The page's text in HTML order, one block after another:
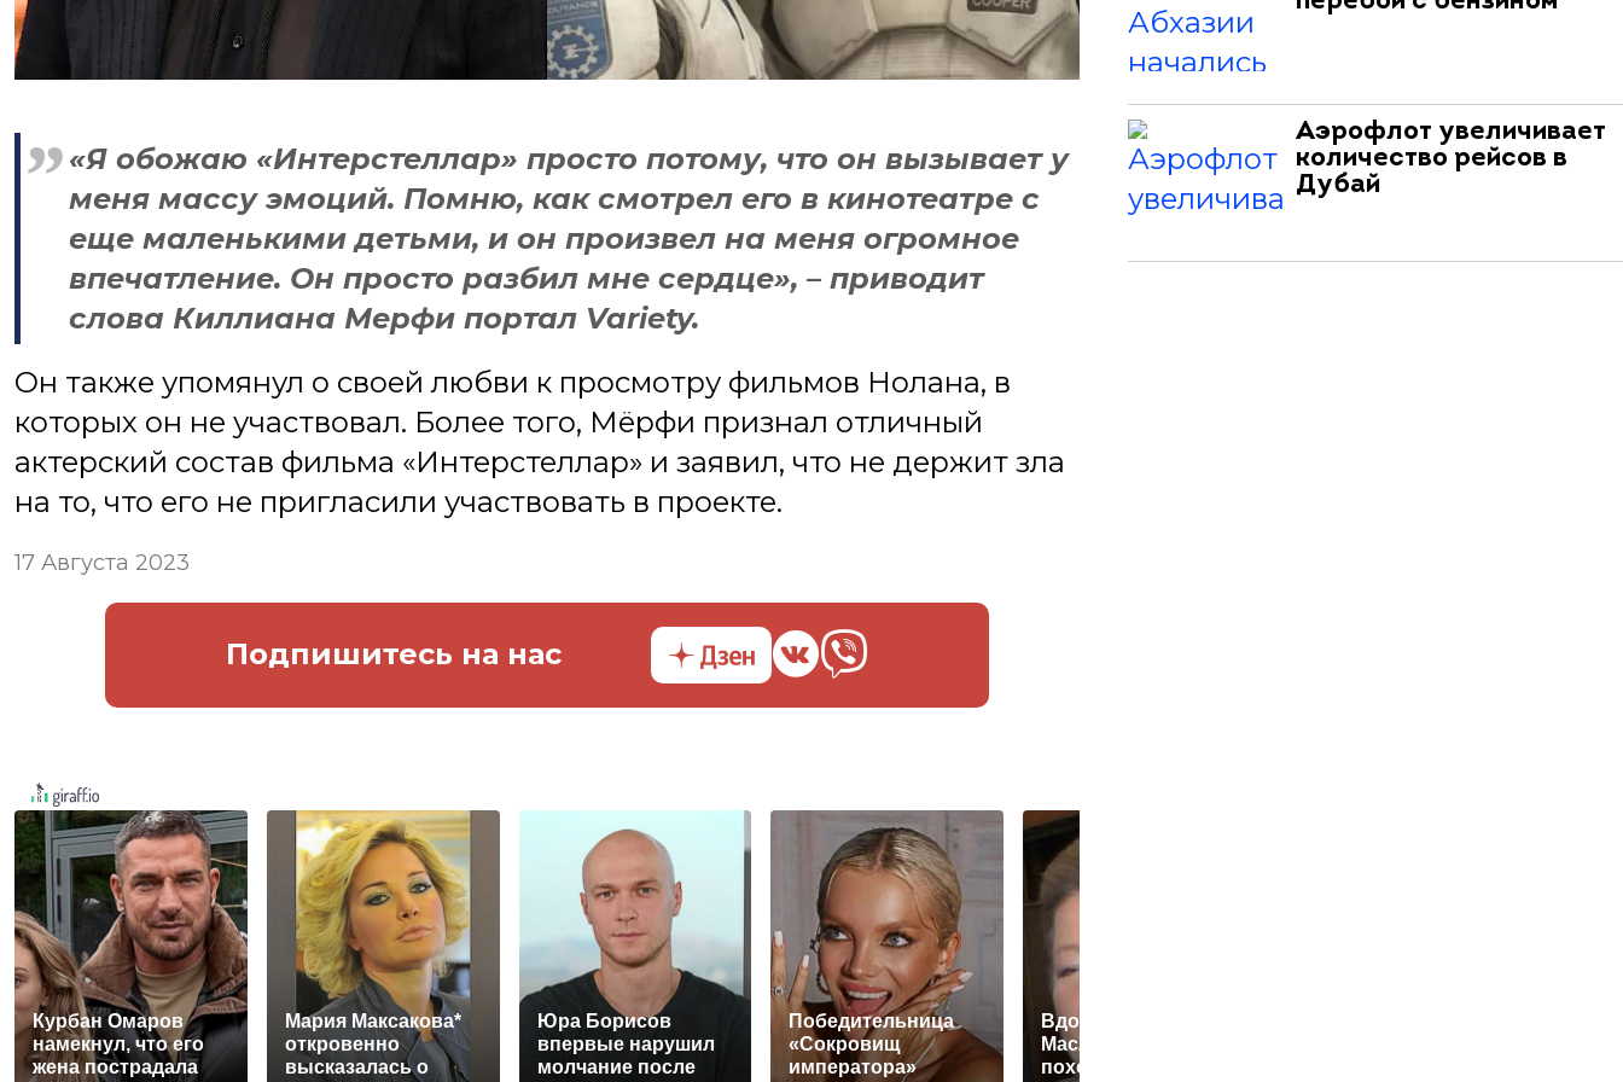
«Я обожаю «Интерстеллар» просто потому, что он вызывает у
меня массу эмоций. Помню, как смотрел его в кинотеатре с
еще маленькими детьми, и он произвел на меня огромное
впечатление. Он просто разбил мне сердце», – приводит
слова Киллиана Мерфи портал Variety.
Он также упомянул о своей любви к просмотру фильмов Нолана, в
которых он не участвовал. Более того, Мёрфи признал отличный
актерский состав фильма «Интерстеллар» и заявил, что не держит зла ​​
на то, что его не пригласили участвовать в проекте.
17 Августа 2023
Подпишитесь на нас
Курбан Омаров
намекнул, что его
жена пострадала
Мария Максакова*
откровенно
высказалась о
Юра Борисов
впервые нарушил
молчание после
Победительница
«Сокровищ
императора»
Вдову Александра
Маслякова тайно
похоронили
Аэрофлот увеличивает
количество рейсов в
Дубай